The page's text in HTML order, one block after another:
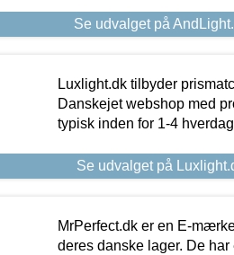
Se udvalget på
Luxlight.dk tilbyder
Danskejet webshop med
typisk inden for 1-4
Se udvalget på
MrPerfect.dk er en E-
deres danske lager. De